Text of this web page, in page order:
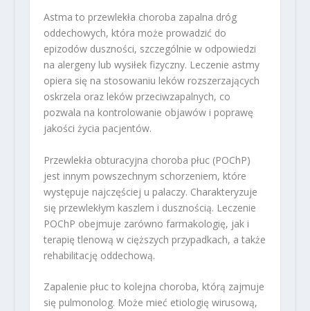
Astma to przewlekła choroba zapalna dróg
oddechowych, która może prowadzić do
epizodów duszności, szczególnie w odpowiedzi
na alergeny lub wysiłek fizyczny. Leczenie astmy
opiera się na stosowaniu leków rozszerzających
oskrzela oraz leków przeciwzapalnych, co
pozwala na kontrolowanie objawów i poprawę
jakości życia pacjentów.
Przewlekła obturacyjna choroba płuc (POChP)
jest innym powszechnym schorzeniem, które
występuje najczęściej u palaczy. Charakteryzuje
się przewlekłym kaszlem i dusznością. Leczenie
POChP obejmuje zarówno farmakologię, jak i
terapię tlenową w cięższych przypadkach, a także
rehabilitację oddechową.
Zapalenie płuc to kolejna choroba, którą zajmuje
się pulmonolog. Może mieć etiologię wirusową,